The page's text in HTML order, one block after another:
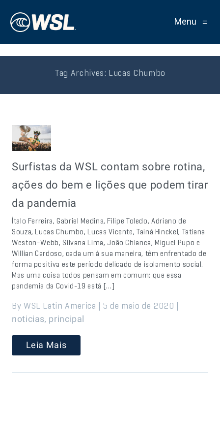
Menu ≡
Tag Archives: Lucas Chumbo
Surfistas da WSL contam sobre rotina,
ações do bem e lições que podem tirar
da pandemia
Ítalo Ferreira, Gabriel Medina, Filipe Toledo, Adriano de
Souza, Lucas Chumbo, Lucas Vicente, Tainá Hinckel, Tatiana
Weston-Webb, Silvana Lima, João Chianca, Miguel Pupo e
Willian Cardoso, cada um à sua maneira, têm enfrentado de
forma positiva este período delicado de isolamento social.
Mas uma coisa todos pensam em comum: que essa
pandemia da Covid-19 está […]
By WSL Latin America | 5 de maio de 2020 |
noticias, principal
Leia Mais